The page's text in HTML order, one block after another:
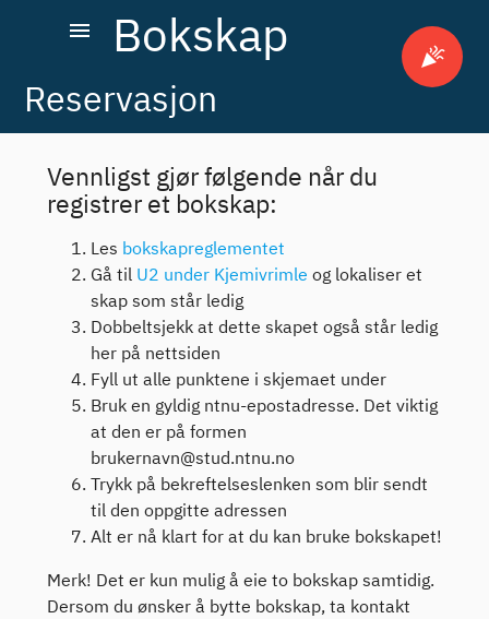
menu Bokskap
Reservasjon
celebration
Vennligst gjør følgende når du
registrer et bokskap:
Les bokskapreglementet
Gå til U2 under Kjemivrimle og lokaliser et
skap som står ledig
Dobbeltsjekk at dette skapet også står ledig
her på nettsiden
Fyll ut alle punktene i skjemaet under
Bruk en gyldig ntnu-epostadresse. Det viktig
at den er på formen
brukernavn@stud.ntnu.no
Trykk på bekreftelseslenken som blir sendt
til den oppgitte adressen
Alt er nå klart for at du kan bruke bokskapet!
Merk! Det er kun mulig å eie to bokskap samtidig.
Dersom du ønsker å bytte bokskap, ta kontakt